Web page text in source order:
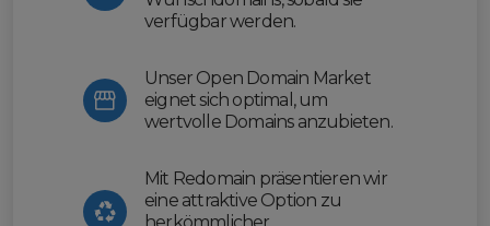
verfügbar werden.
Unser Open Domain Market
eignet sich optimal, um
wertvolle Domains anzubieten.
Mit Redomain präsentieren wir
eine attraktive Option zu